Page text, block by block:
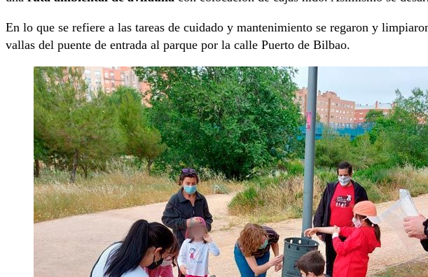
En lo que se refiere a las tareas de cuidado y mantenimiento se regaron y
vallas del puente de entrada al parque por la calle Puerto de Bilbao.